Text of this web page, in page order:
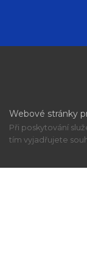
Webové stránky
Při poskytování
tím vyjadřujete